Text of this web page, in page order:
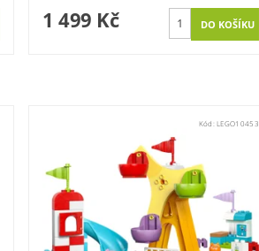
1 499 Kč
Kód:LEGO10453